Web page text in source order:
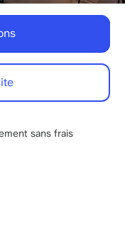
sans frais